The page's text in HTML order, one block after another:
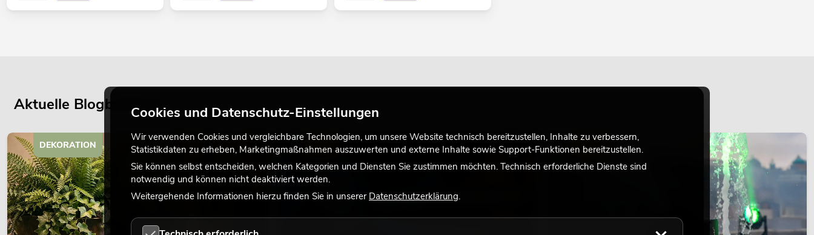
Aktuelle Blogbeiträge
DEKORATION LICHT LICHT
Cookies und Datenschutz-Einstellungen
Wir verwenden Cookies und vergleichbare Technologien, um unsere Website technisch bereitzustellen, Inhalte zu verbessern,
Statistikdaten zu erheben, Marketingmaßnahmen auszuwerten und externe Inhalte sowie Support-Funktionen bereitzustellen.
Sie können selbst entscheiden, welchen Kategorien und Diensten Sie zustimmen möchten. Technisch erforderliche Dienste sind
notwendig und können nicht deaktiviert werden.
Weitergehende Informationen hierzu finden Sie in unserer Datenschutzerklärung.